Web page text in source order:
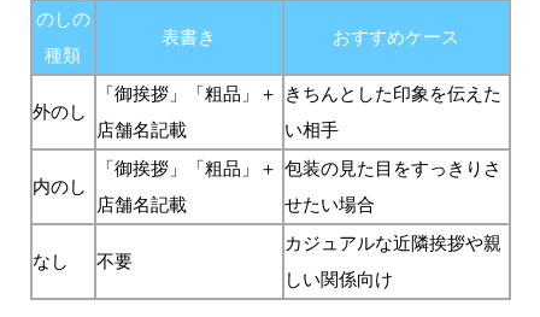
のしの
種類
表書き おすすめケース
外のし
「御挨拶」「粗品」＋
店舗名記載
きちんとした印象を伝えた
い相手
内のし
「御挨拶」「粗品」＋
店舗名記載
包装の見た目をすっきりさ
せたい場合
なし 不要
カジュアルな近隣挨拶や親
しい関係向け